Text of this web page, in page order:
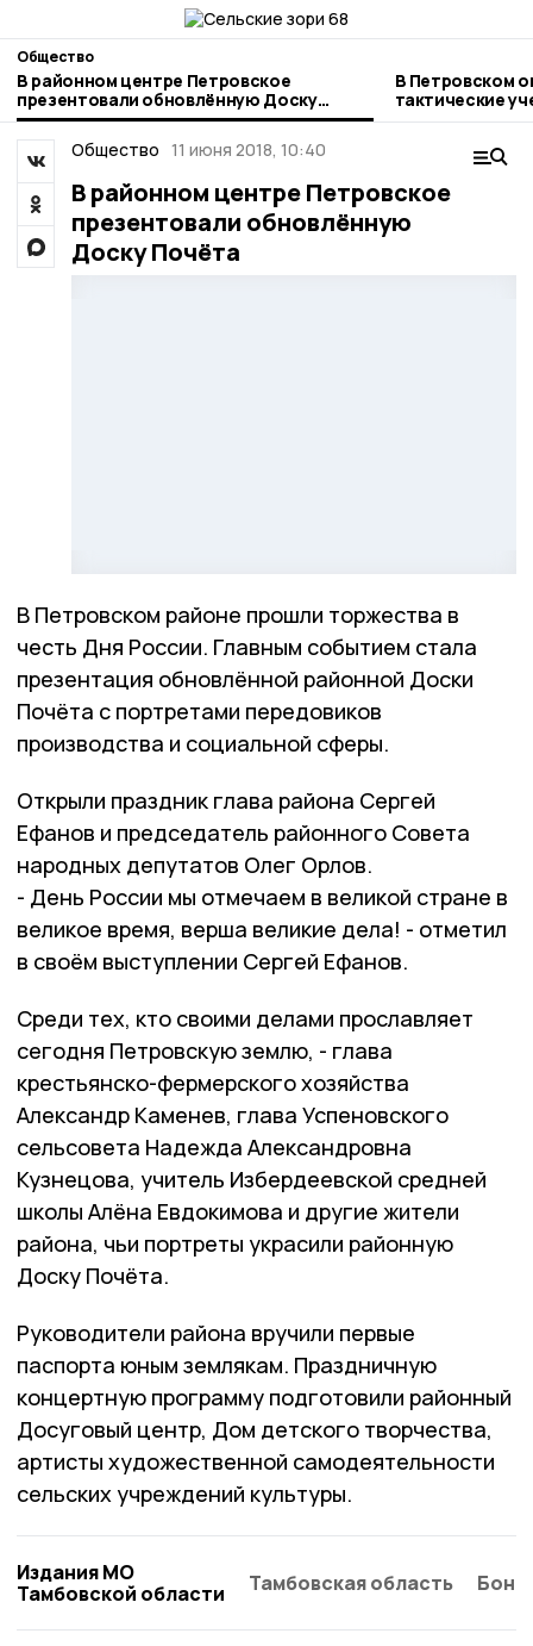
Общество
В районном центре Петровское
презентовали обновлённую Доску
Почёта
В Петровском
тактические
Общество 11 июня 2018, 10:40
В районном центре Петровское
презентовали обновлённую
Доску Почёта
В Петровском районе прошли торжества в
честь Дня России. Главным событием стала
презентация обновлённой районной Доски
Почёта с портретами передовиков
производства и социальной сферы.
Открыли праздник глава района Сергей
Ефанов и председатель районного Совета
народных депутатов Олег Орлов.
- День России мы отмечаем в великой стране в
великое время, верша великие дела! - отметил
в своём выступлении Сергей Ефанов.
Среди тех, кто своими делами прославляет
сегодня Петровскую землю, - глава
крестьянско-фермерского хозяйства
Александр Каменев, глава Успеновского
сельсовета Надежда Александровна
Кузнецова, учитель Избердеевской средней
школы Алёна Евдокимова и другие жители
района, чьи портреты украсили районную
Доску Почёта.
Руководители района вручили первые
паспорта юным землякам. Праздничную
концертную программу подготовили районный
Досуговый центр, Дом детского творчества,
артисты художественной самодеятельности
сельских учреждений культуры.
Издания МО
Тамбовской области
Тамбовская область